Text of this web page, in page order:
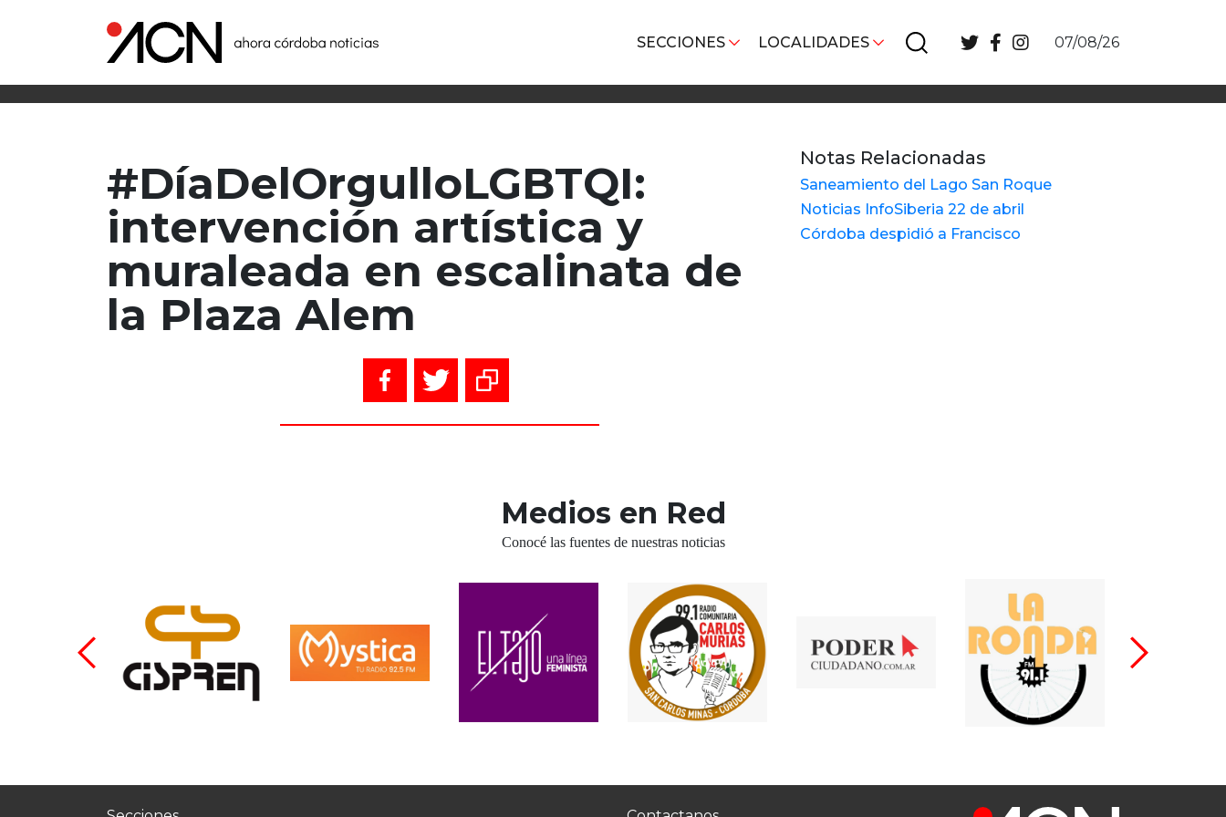
SECCIONES LOCALIDADES 07/08/26
#DíaDelOrgulloLGBTQI:
intervención artística y
muraleada en escalinata de
la Plaza Alem
Notas Relacionadas
Saneamiento del Lago San Roque
Noticias InfoSiberia 22 de abril
Córdoba despidió a Francisco
Medios en Red
Conocé las fuentes de nuestras noticias